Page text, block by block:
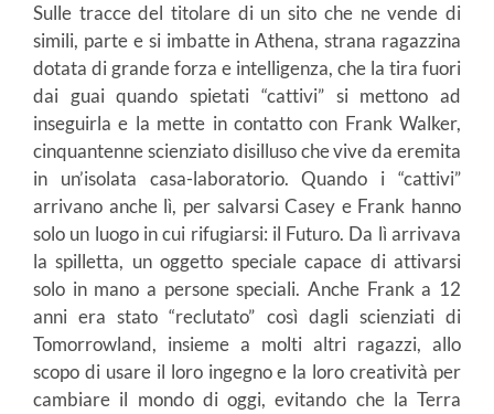
Sulle tracce del titolare di un sito che ne vende di
simili, parte e si imbatte in Athena, strana ragazzina
dotata di grande forza e intelligenza, che la tira fuori
dai guai quando spietati “cattivi” si mettono ad
inseguirla e la mette in contatto con Frank Walker,
cinquantenne scienziato disilluso che vive da eremita
in un’isolata casa-laboratorio. Quando i “cattivi”
arrivano anche lì, per salvarsi Casey e Frank hanno
solo un luogo in cui rifugiarsi: il Futuro. Da lì arrivava
la spilletta, un oggetto speciale capace di attivarsi
solo in mano a persone speciali. Anche Frank a 12
anni era stato “reclutato” così dagli scienziati di
Tomorrowland, insieme a molti altri ragazzi, allo
scopo di usare il loro ingegno e la loro creatività per
cambiare il mondo di oggi, evitando che la Terra